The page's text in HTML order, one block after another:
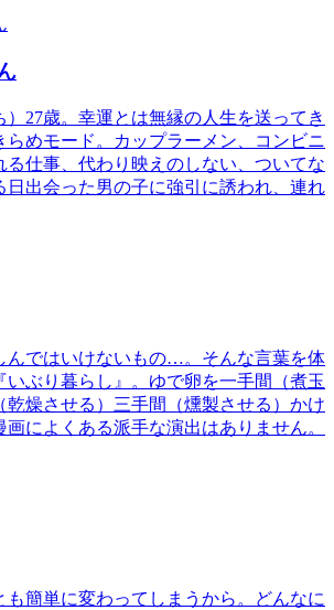
）27歳。幸運とは無縁の人生を送ってき
らめモード。カップラーメン、コンビニ
る仕事、代わり映えのしない、ついてな
日出会った男の子に強引に誘われ、連れ
んではいけないもの…。そんな言葉を体
いぶり暮らし』。ゆで卵を一手間（煮玉
乾燥させる）三手間（燻製させる）かけ
によくある派手な演出はありません。
も簡単に変わってしまうから。どんなに